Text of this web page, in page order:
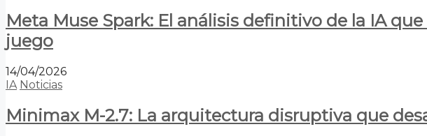
Meta Muse Spark: El análisis definitivo de la IA
juego
14/04/2026
IA Noticias
Minimax M-2.7: La arquitectura disruptiva que